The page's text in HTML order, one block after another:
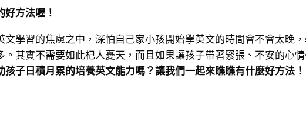
方法喔！
學習的焦慮之中，深怕自己家小孩開始學英文的時間會不會太晚
其實不需要如此杞人憂天，而且如果讓孩子帶著緊張、不安的心
子日積月累的培養英文能力嗎？讓我們一起來瞧瞧有什麼好方法！